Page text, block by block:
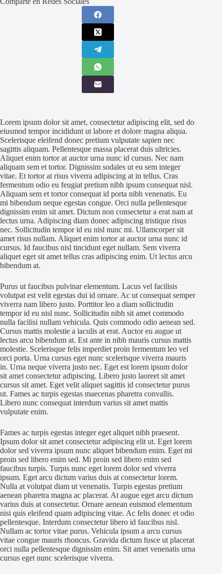
Lorem ipsum dolor sit amet, consectetur adipiscing elit, sed do
eiusmod tempor incididunt ut labore et dolore magna aliqua.
Scelerisque eleifend donec pretium vulputate sapien nec
sagittis aliquam. Pellentesque massa placerat duis ultricies.
Aliquet enim tortor at auctor urna nunc id cursus. Nec nam
aliquam sem et tortor. Dignissim sodales ut eu sem integer
vitae. Et tortor at risus viverra adipiscing at in tellus. Cras
fermentum odio eu feugiat pretium nibh ipsum consequat nisl.
Aliquam sem et tortor consequat id porta nibh venenatis. Eu
mi bibendum neque egestas congue. Orci nulla pellentesque
dignissim enim sit amet. Dictum non consectetur a erat nam at
lectus urna. Adipiscing diam donec adipiscing tristique risus
nec. Sollicitudin tempor id eu nisl nunc mi. Ullamcorper sit
amet risus nullam. Aliquet enim tortor at auctor urna nunc id
cursus. Id faucibus nisl tincidunt eget nullam. Sem viverra
aliquet eget sit amet tellus cras adipiscing enim. Ut lectus arcu
bibendum at.
Purus ut faucibus pulvinar elementum. Lacus vel facilisis
volutpat est velit egestas dui id ornare. Ac ut consequat semper
viverra nam libero justo. Porttitor leo a diam sollicitudin
tempor id eu nisl nunc. Sollicitudin nibh sit amet commodo
nulla facilisi nullam vehicula. Quis commodo odio aenean sed.
Cursus mattis molestie a iaculis at erat. Auctor eu augue ut
lectus arcu bibendum at. Est ante in nibh mauris cursus mattis
molestie. Scelerisque felis imperdiet proin fermentum leo vel
orci porta. Urna cursus eget nunc scelerisque viverra mauris
in. Urna neque viverra justo nec. Eget est lorem ipsum dolor
sit amet consectetur adipiscing. Libero justo laoreet sit amet
cursus sit amet. Eget velit aliquet sagittis id consectetur purus
ut. Fames ac turpis egestas maecenas pharetra convallis.
Libero nunc consequat interdum varius sit amet mattis
vulputate enim.
Fames ac turpis egestas integer eget aliquet nibh praesent.
Ipsum dolor sit amet consectetur adipiscing elit ut. Eget lorem
dolor sed viverra ipsum nunc aliquet bibendum enim. Eget mi
proin sed libero enim sed. Mi proin sed libero enim sed
faucibus turpis. Turpis nunc eget lorem dolor sed viverra
ipsum. Eget arcu dictum varius duis at consectetur lorem.
Nulla at volutpat diam ut venenatis. Turpis egestas pretium
aenean pharetra magna ac placerat. At augue eget arcu dictum
varius duis at consectetur. Ornare aenean euismod elementum
nisi quis eleifend quam adipiscing vitae. Ac felis donec et odio
pellentesque. Interdum consectetur libero id faucibus nisl.
Nullam ac tortor vitae purus. Vehicula ipsum a arcu cursus
vitae congue mauris rhoncus. Gravida dictum fusce ut placerat
orci nulla pellentesque dignissim enim. Sit amet venenatis urna
cursus eget nunc scelerisque viverra.